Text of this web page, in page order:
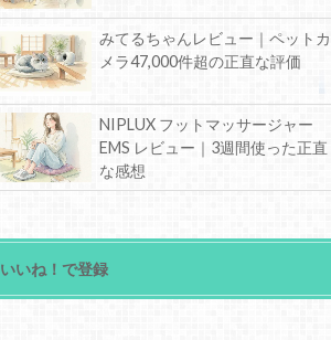
みてるちゃんレビュー｜ペットカ
メラ47,000件超の正直な評価
NIPLUX フットマッサージャー
EMS レビュー｜3週間使った正直
な感想
いいね！で登録